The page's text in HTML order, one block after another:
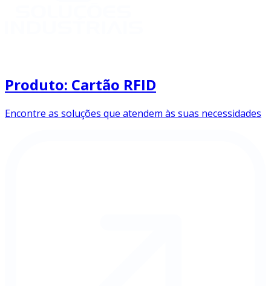
Produto: Cartão RFID
Encontre as soluções que atendem às suas necessidades